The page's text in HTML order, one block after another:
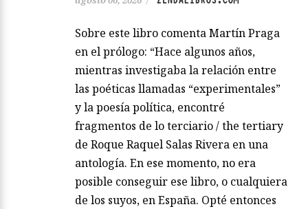
Sobre este libro comenta Martín Praga
en el prólogo: “Hace algunos años,
mientras investigaba la relación entre
las poéticas llamadas “experimentales”
y la poesía política, encontré
fragmentos de lo terciario / the tertiary
de Roque Raquel Salas Rivera en una
antología. En ese momento, no era
posible conseguir ese libro, o cualquiera
de los suyos, en España. Opté entonces